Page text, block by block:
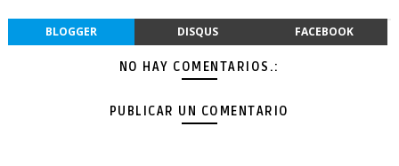
BLOGGER DISQUS FACEBOOK
NO HAY COMENTARIOS.:
PUBLICAR UN COMENTARIO